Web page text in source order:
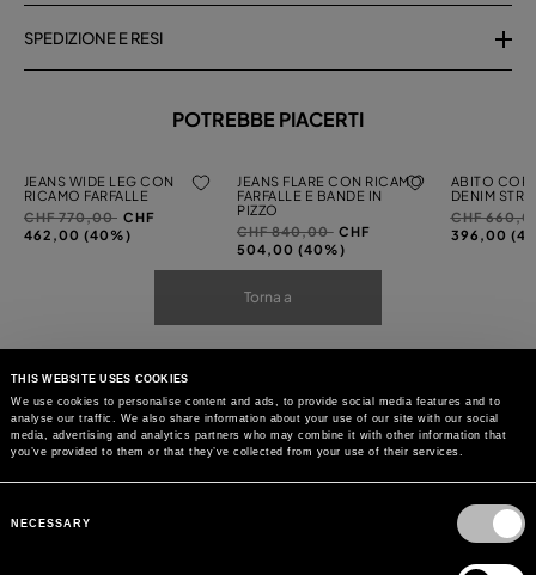
THIS WEBSITE USES COOKIES
We use cookies to personalise content and ads, to provide social media features and to
analyse our traffic. We also share information about your use of our site with our social
media, advertising and analytics partners who may combine it with other information that
you’ve provided to them or that they’ve collected from your use of their services.
Selection
NECESSARY
SPEDIZIONE E RESI
POTREBBE PIACERTI
JEANS WIDE LEG CON
RICAMO FARFALLE
Prezzo
ridotto
CHF 770,00aCHF
462,00 (40%)
JEANS FLARE CON RICAMO
FARFALLE E BANDE IN
PIZZO
Prezzo
ridotto
CHF 840,00aCHF
504,00 (40%)
ABITO
DENIM
Prezzo
ridotto
CHF
396,00
Torna a